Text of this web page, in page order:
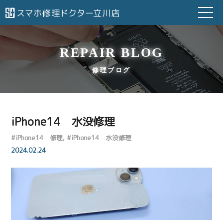
REPAIR BLOG
修理ブログ
iPhone14 水没修理
#iPhone14 修理 #iPhone14 水没修理
2024.02.24